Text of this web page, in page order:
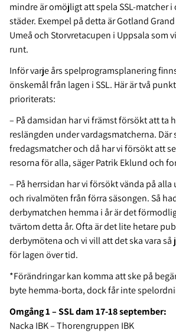
mindre är omöjligt att spela SSL-matcher
städer. Exempel på detta är Gotland
Umeå och Storvretacupen i Uppsala som
runt.
Inför varje års spelprogramsplanering
önskemål från lagen i SSL. Här är två
prioriterats:
– På damsidan har vi främst försökt att ta
reslängden under vardagsmatcherna. Där
fredagsmatcher och då har vi försökt att
resorna för alla, säger Patrik Eklund och
– På herrsidan har vi försökt vända på
och rivalmöten från förra säsongen. Så
derbymatchen hemma i år är det
tvärtom detta år. Ofta är det lite hetare
derbymötena och vi vill att det ska vara
för lagen över tid.
*Förändringar kan komma att ske på
byte hemma-borta, dock får inte
Omgång 1 – SSL dam 17-18 september:
Nacka IBK – Thorengruppen IBK